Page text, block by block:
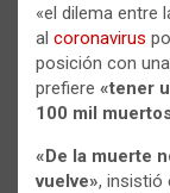
«el dilema entre
al coronavirus
posición con
prefiere «tener
100 mil
«De la muerte
vuelve», insistió